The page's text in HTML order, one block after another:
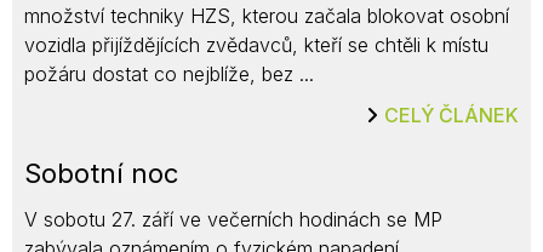
množství techniky HZS, kterou začala blokovat osobní
vozidla přijíždějících zvědavců, kteří se chtěli k místu
požáru dostat co nejblíže, bez ...
CELÝ ČLÁNEK
Sobotní noc
V sobotu 27. září ve večerních hodinách se MP